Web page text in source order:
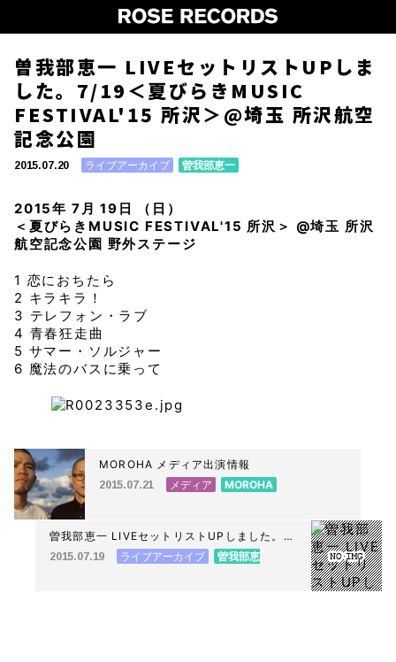
曽我部恵一 LIVEセットリストUPしま
した。7/19＜夏びらきMUSIC
FESTIVAL'15 所沢＞@埼玉 所沢航空
記念公園
2015.07.20 ライブアーカイブ 曽我部恵一
2015年 7月 19日 （日）
＜夏びらきMUSIC FESTIVAL'15 所沢＞ @埼玉 所沢
航空記念公園 野外ステージ
1 恋におちたら
2 キラキラ！
3 テレフォン・ラブ
4 青春狂走曲
5 サマー・ソルジャー
6 魔法のバスに乗って
MOROHA メディア出演情報
2015.07.21 メディア MOROHA
曽我部恵一 LIVEセットリストUPしました。
7/18＜曽我部恵一 ソロライブ「愛のような」
2015.07.19 ライブアーカイブ
曽我部恵